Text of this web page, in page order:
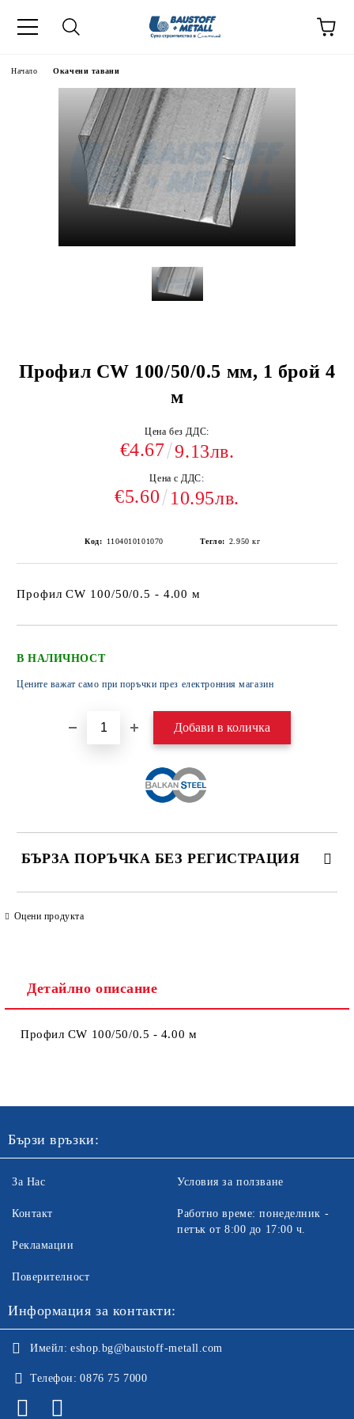
Начало Окачени тавани
Профил CW 100/50/0.5 мм, 1 брой 4
м
Цена без ДДС:
€4.67 9.13лв.
Цена с ДДС:
€5.60 10.95лв.
Код: 1104010101070 Тегло: 2.950 кг
Профил CW 100/50/0.5 - 4.00 м
В НАЛИЧНОСТ
Цените важат само при поръчки през електронния магазин
БЪРЗА ПОРЪЧКА БЕЗ РЕГИСТРАЦИЯ
Оцени продукта
Детайлно описание
Профил CW 100/50/0.5 - 4.00 м
Бързи връзки:
За Нас
Контакт
Рекламации
Поверителност
Условия за ползване
Работно време: понеделник -
петък от 8:00 до 17:00 ч.
Информация за контакти:
Имейл: eshop.bg@baustoff-metall.com
Телефон: 0876 75 7000